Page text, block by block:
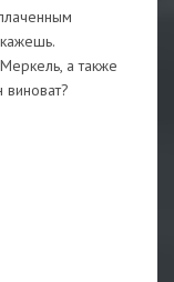
а также